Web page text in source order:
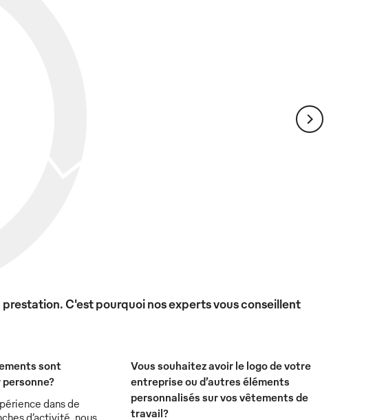
C'est pourquoi nos experts vous conseillent
sont
dans de
Vous souhaitez avoir le logo de votre
entreprise ou d’autres éléments
personnalisés sur vos vêtements de
travail?